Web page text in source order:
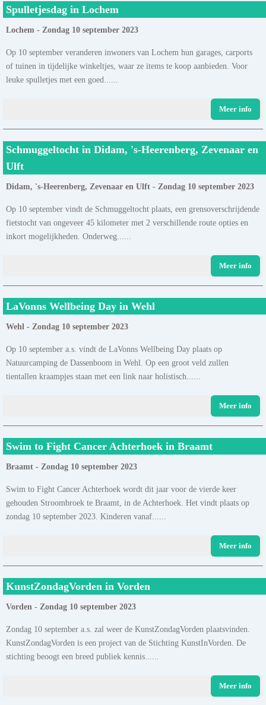
Spulletjesdag in Lochem
Lochem - Zondag 10 september 2023
Op 10 september veranderen inwoners van Lochem hun garages, carports
of tuinen in tijdelijke winkeltjes, waar ze items te koop aanbieden. Voor
leuke spulletjes met een goed......
Meer info
Schmuggeltocht in Didam, 's-Heerenberg, Zevenaar en
Ulft
Didam, 's-Heerenberg, Zevenaar en Ulft - Zondag 10 september 2023
Op 10 september vindt de Schmuggeltocht plaats, een grensoverschrijdende
fietstocht van ongeveer 45 kilometer met 2 verschillende route opties en
inkort mogelijkheden. Onderweg......
Meer info
LaVonns Wellbeing Day in Wehl
Wehl - Zondag 10 september 2023
Op 10 september a.s. vindt de LaVonns Wellbeing Day plaats op
Natuurcamping de Dassenboom in Wehl. Op een groot veld zullen
tientallen kraampjes staan met een link naar holistisch......
Meer info
Swim to Fight Cancer Achterhoek in Braamt
Braamt - Zondag 10 september 2023
Swim to Fight Cancer Achterhoek wordt dit jaar voor de vierde keer
gehouden Stroombroek te Braamt, in de Achterhoek. Het vindt plaats op
zondag 10 september 2023. Kinderen vanaf......
Meer info
KunstZondagVorden in Vorden
Vorden - Zondag 10 september 2023
Zondag 10 september a.s. zal weer de KunstZondagVorden plaatsvinden.
KunstZondagVorden is een project van de Stichting KunstInVorden. De
stichting beoogt een breed publiek kennis......
Meer info